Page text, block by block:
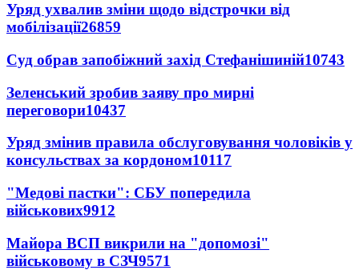
Уряд ухвалив зміни щодо відстрочки від
мобілізації26859
Суд обрав запобіжний захід Стефанішиній10743
Зеленський зробив заяву про мирні
переговори10437
Уряд змінив правила обслуговування чоловіків у
консульствах за кордоном10117
"Медові пастки": СБУ попередила
військових9912
Майора ВСП викрили на "допомозі"
військовому в СЗЧ9571